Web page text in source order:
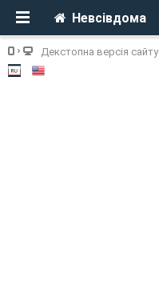
Невсівдома
Декстопна версія сайту